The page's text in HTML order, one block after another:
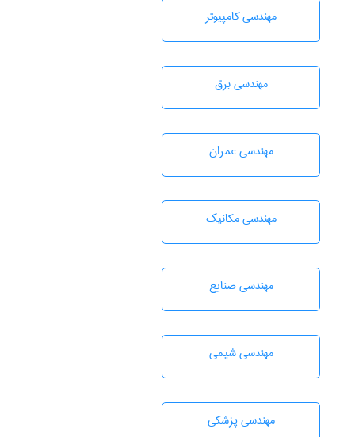
مهندسی كامپيوتر
مهندسی برق
مهندسی عمران
مهندسی مکانیک
مهندسی صنايع
مهندسي شيمی
مهندسی پزشکی